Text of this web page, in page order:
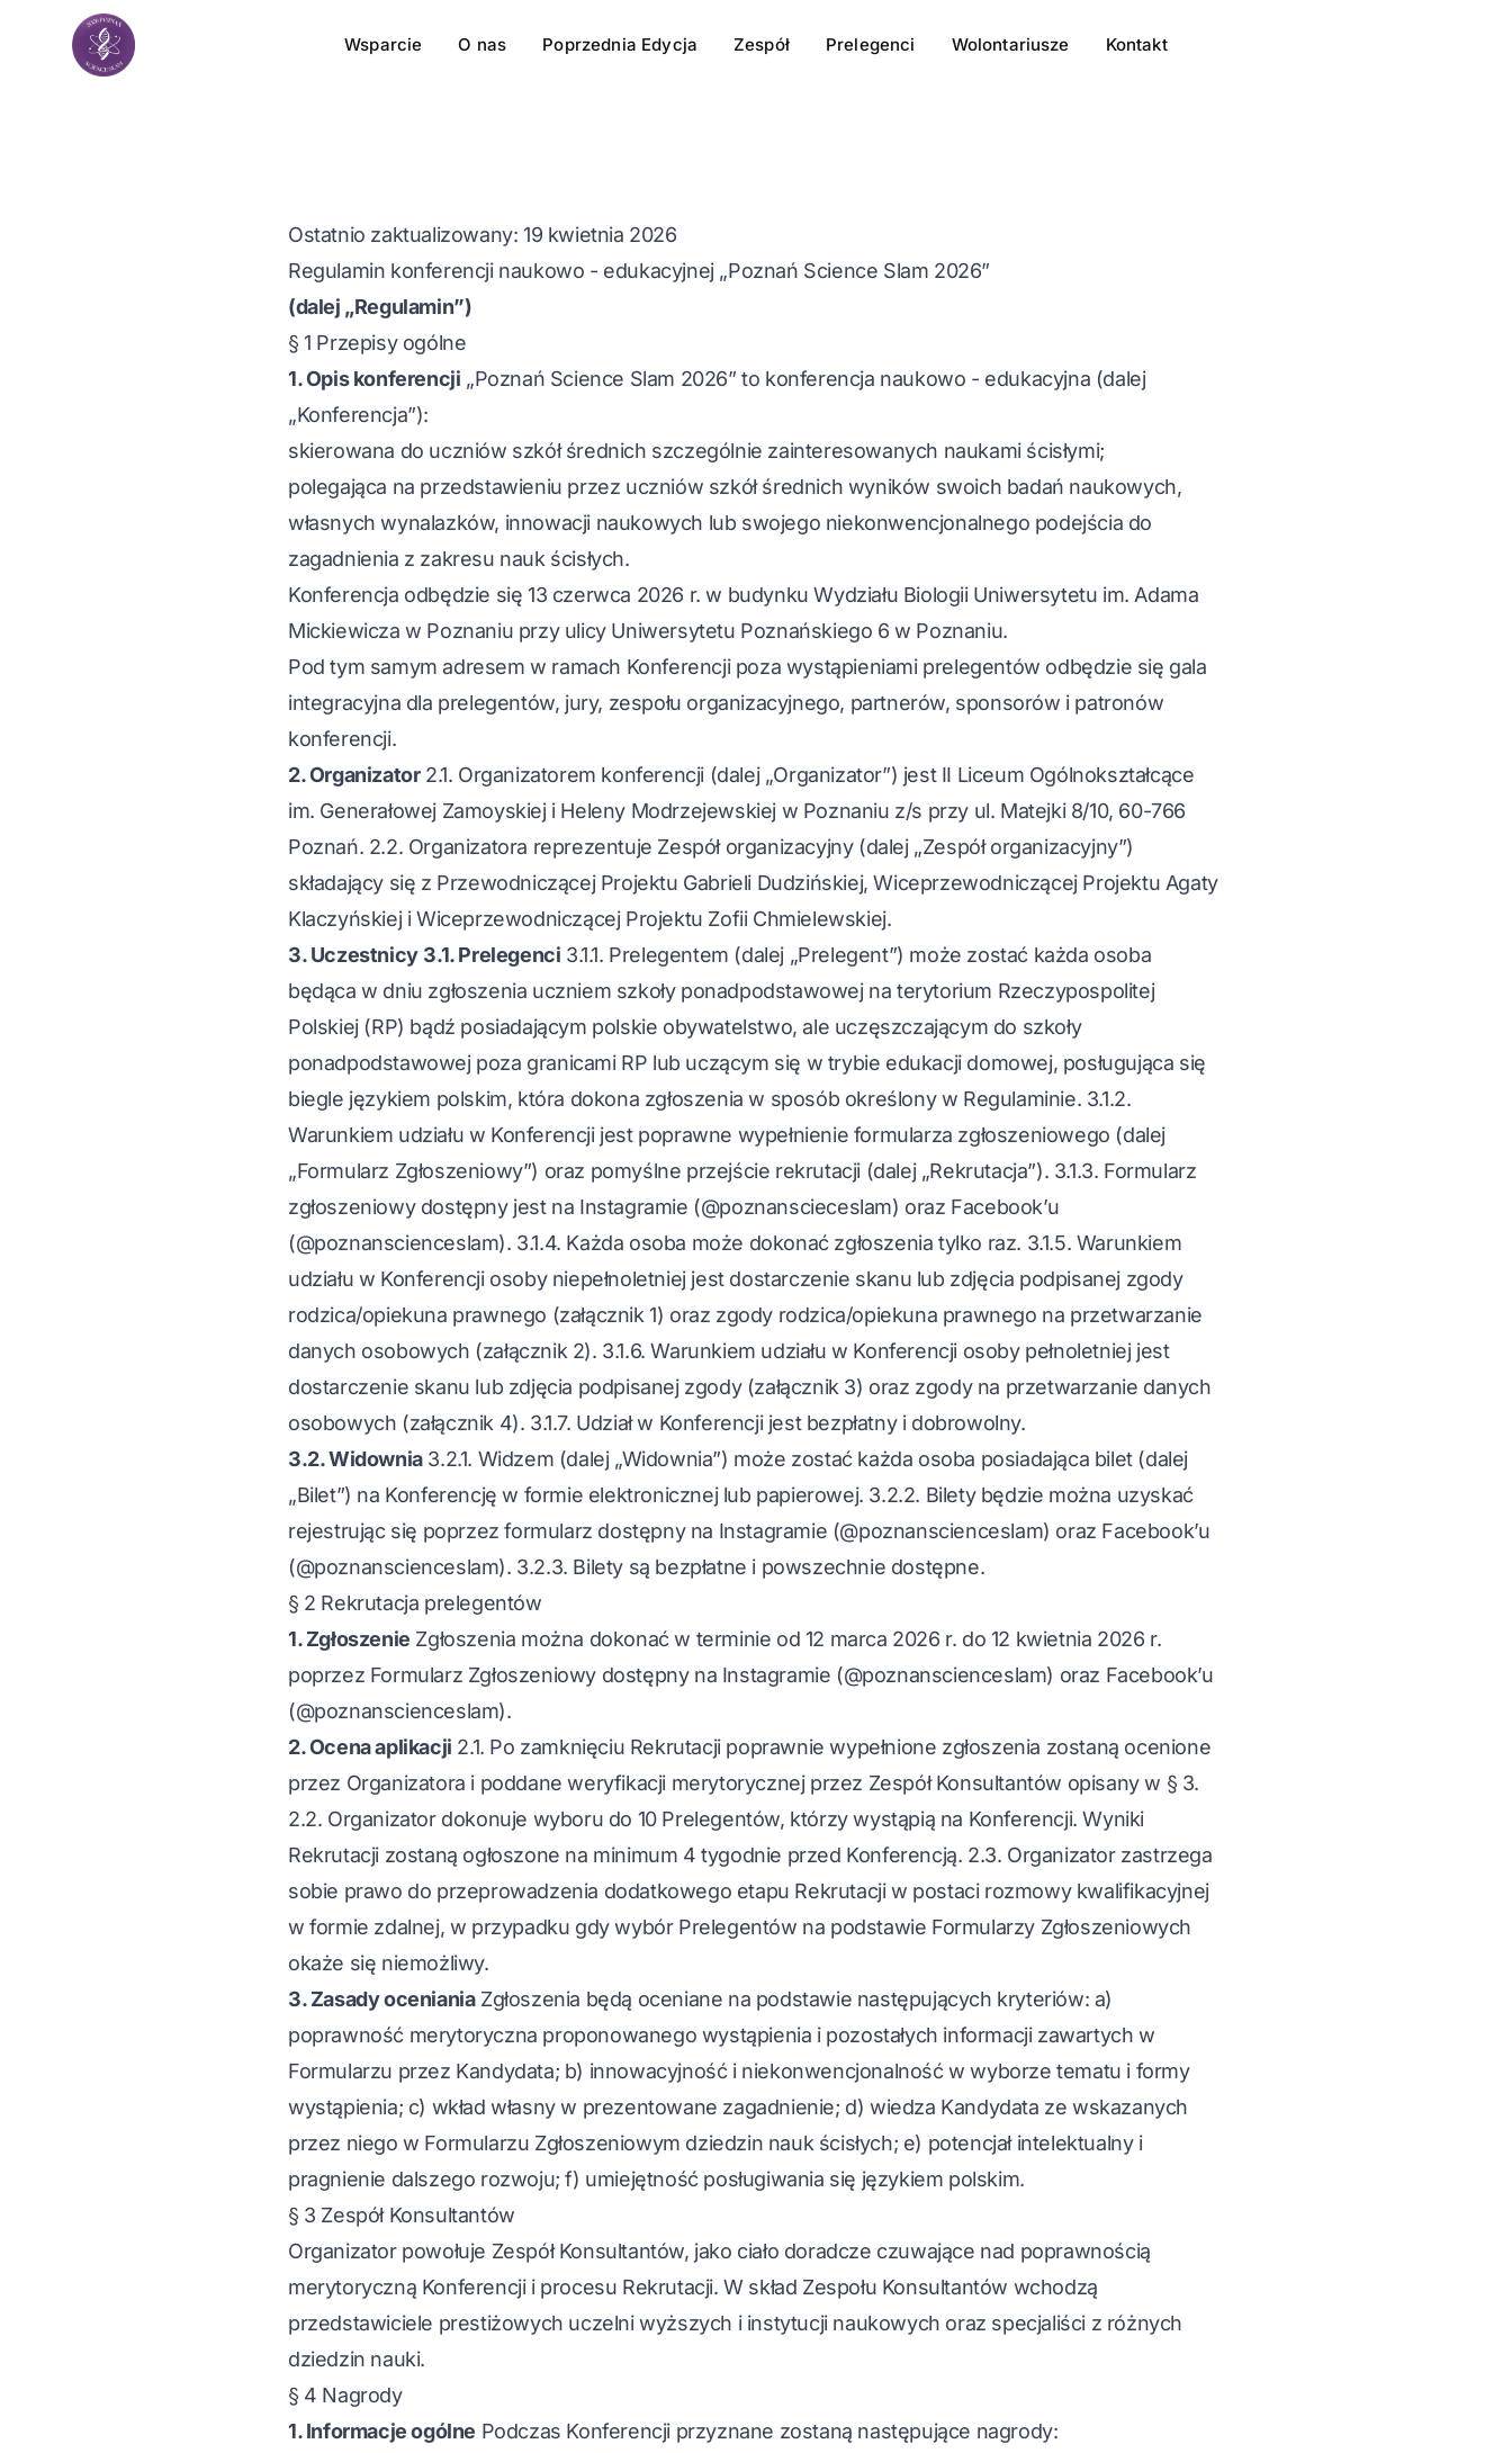
Wsparcie O nas Poprzednia Edycja Zespół Prelegenci Wolontariusze Kontakt
Ostatnio zaktualizowany: 19 kwietnia 2026
Regulamin konferencji naukowo - edukacyjnej „Poznań Science Slam 2026”
(dalej „Regulamin”)
§ 1 Przepisy ogólne
1. Opis konferencji „Poznań Science Slam 2026” to konferencja naukowo - edukacyjna (dalej
„Konferencja”):
skierowana do uczniów szkół średnich szczególnie zainteresowanych naukami ścisłymi;
polegająca na przedstawieniu przez uczniów szkół średnich wyników swoich badań naukowych,
własnych wynalazków, innowacji naukowych lub swojego niekonwencjonalnego podejścia do
zagadnienia z zakresu nauk ścisłych.
Konferencja odbędzie się 13 czerwca 2026 r. w budynku Wydziału Biologii Uniwersytetu im. Adama
Mickiewicza w Poznaniu przy ulicy Uniwersytetu Poznańskiego 6 w Poznaniu.
Pod tym samym adresem w ramach Konferencji poza wystąpieniami prelegentów odbędzie się gala
integracyjna dla prelegentów, jury, zespołu organizacyjnego, partnerów, sponsorów i patronów
konferencji.
2. Organizator2.1. Organizatorem konferencji (dalej „Organizator”) jest II Liceum Ogólnokształcące
im. Generałowej Zamoyskiej i Heleny Modrzejewskiej w Poznaniu z/s przy ul. Matejki 8/10, 60-766
Poznań. 2.2. Organizatora reprezentuje Zespół organizacyjny (dalej „Zespół organizacyjny”)
składający się z Przewodniczącej Projektu Gabrieli Dudzińskiej, Wiceprzewodniczącej Projektu Agaty
Klaczyńskiej i Wiceprzewodniczącej Projektu Zofii Chmielewskiej.
3. Uczestnicy 3.1. Prelegenci 3.1.1. Prelegentem (dalej „Prelegent”) może zostać każda osoba
będąca w dniu zgłoszenia uczniem szkoły ponadpodstawowej na terytorium Rzeczypospolitej
Polskiej (RP) bądź posiadającym polskie obywatelstwo, ale uczęszczającym do szkoły
ponadpodstawowej poza granicami RP lub uczącym się w trybie edukacji domowej, posługująca się
biegle językiem polskim, która dokona zgłoszenia w sposób określony w Regulaminie. 3.1.2.
Warunkiem udziału w Konferencji jest poprawne wypełnienie formularza zgłoszeniowego (dalej
„Formularz Zgłoszeniowy”) oraz pomyślne przejście rekrutacji (dalej „Rekrutacja”). 3.1.3. Formularz
zgłoszeniowy dostępny jest na Instagramie (@poznanscieceslam) oraz Facebook’u
(@poznanscienceslam). 3.1.4. Każda osoba może dokonać zgłoszenia tylko raz. 3.1.5. Warunkiem
udziału w Konferencji osoby niepełnoletniej jest dostarczenie skanu lub zdjęcia podpisanej zgody
rodzica/opiekuna prawnego (załącznik 1) oraz zgody rodzica/opiekuna prawnego na przetwarzanie
danych osobowych (załącznik 2). 3.1.6. Warunkiem udziału w Konferencji osoby pełnoletniej jest
dostarczenie skanu lub zdjęcia podpisanej zgody (załącznik 3) oraz zgody na przetwarzanie danych
osobowych (załącznik 4). 3.1.7. Udział w Konferencji jest bezpłatny i dobrowolny.
3.2. Widownia3.2.1. Widzem (dalej „Widownia”) może zostać każda osoba posiadająca bilet (dalej
„Bilet”) na Konferencję w formie elektronicznej lub papierowej. 3.2.2. Bilety będzie można uzyskać
rejestrując się poprzez formularz dostępny na Instagramie (@poznanscienceslam) oraz Facebook’u
(@poznanscienceslam). 3.2.3. Bilety są bezpłatne i powszechnie dostępne.
§ 2 Rekrutacja prelegentów
1. Zgłoszenie Zgłoszenia można dokonać w terminie od 12 marca 2026 r. do 12 kwietnia 2026 r.
poprzez Formularz Zgłoszeniowy dostępny na Instagramie (@poznanscienceslam) oraz Facebook’u
(@poznanscienceslam).
2. Ocena aplikacji 2.1. Po zamknięciu Rekrutacji poprawnie wypełnione zgłoszenia zostaną ocenione
przez Organizatora i poddane weryfikacji merytorycznej przez Zespół Konsultantów opisany w § 3.
2.2. Organizator dokonuje wyboru do 10 Prelegentów, którzy wystąpią na Konferencji. Wyniki
Rekrutacji zostaną ogłoszone na minimum 4 tygodnie przed Konferencją. 2.3. Organizator zastrzega
sobie prawo do przeprowadzenia dodatkowego etapu Rekrutacji w postaci rozmowy kwalifikacyjnej
w formie zdalnej, w przypadku gdy wybór Prelegentów na podstawie Formularzy Zgłoszeniowych
okaże się niemożliwy.
3. Zasady ocenianiaZgłoszenia będą oceniane na podstawie następujących kryteriów: a)
poprawność merytoryczna proponowanego wystąpienia i pozostałych informacji zawartych w
Formularzu przez Kandydata; b) innowacyjność i niekonwencjonalność w wyborze tematu i formy
wystąpienia; c) wkład własny w prezentowane zagadnienie; d) wiedza Kandydata ze wskazanych
przez niego w Formularzu Zgłoszeniowym dziedzin nauk ścisłych; e) potencjał intelektualny i
pragnienie dalszego rozwoju; f) umiejętność posługiwania się językiem polskim.
§ 3 Zespół Konsultantów
Organizator powołuje Zespół Konsultantów, jako ciało doradcze czuwające nad poprawnością
merytoryczną Konferencji i procesu Rekrutacji. W skład Zespołu Konsultantów wchodzą
przedstawiciele prestiżowych uczelni wyższych i instytucji naukowych oraz specjaliści z różnych
dziedzin nauki.
§ 4 Nagrody
1. Informacje ogólne Podczas Konferencji przyznane zostaną następujące nagrody: